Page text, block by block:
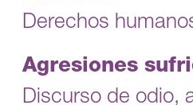
Derechos
Agresiones
Discurso de odio,